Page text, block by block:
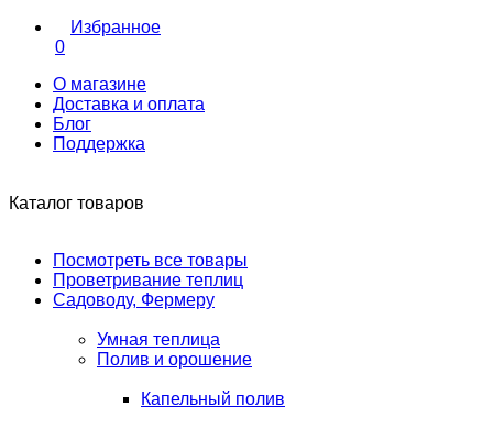
Избранное
0
О магазине
Доставка и оплата
Блог
Поддержка
Каталог товаров
Посмотреть все товары
Проветривание теплиц
Садоводу, Фермеру
Умная теплица
Полив и орошение
Капельный полив